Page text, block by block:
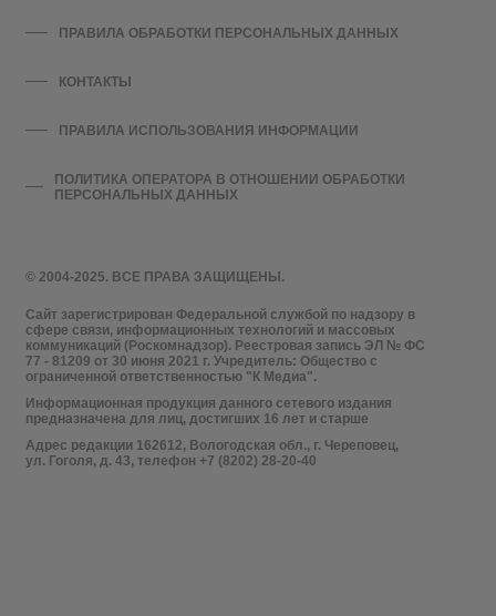
© 2004-2025. ВСЕ ПРАВА ЗАЩИЩЕНЫ.
Сайт зарегистрирован Федеральной службой по надзору в
сфере связи, информационных технологий и массовых
коммуникаций (Роскомнадзор). Реестровая запись ЭЛ № ФС
77 - 81209 от 30 июня 2021 г. Учредитель: Общество с
ограниченной ответственностью "К Медиа".
Информационная продукция данного сетевого издания
предназначена для лиц, достигших 16 лет и старше
Адрес редакции 162612, Вологодская обл., г. Череповец,
ул. Гоголя, д. 43, телефон +7 (8202) 28-20-40
ПРАВИЛА ОБРАБОТКИ ПЕРСОНАЛЬНЫХ ДАННЫХ
КОНТАКТЫ
ПРАВИЛА ИСПОЛЬЗОВАНИЯ ИНФОРМАЦИИ
ПОЛИТИКА ОПЕРАТОРА В ОТНОШЕНИИ ОБРАБОТКИ
ПЕРСОНАЛЬНЫХ ДАННЫХ